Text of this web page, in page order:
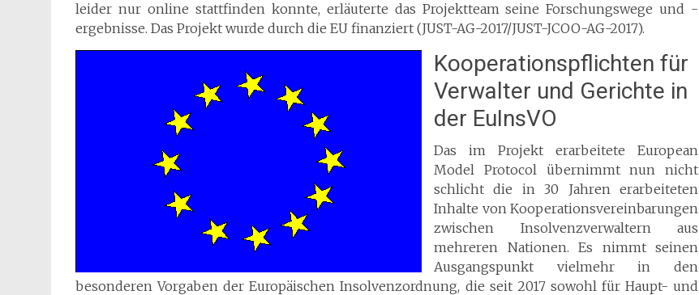
leider nur online stattfinden konnte, erläuterte das Projektteam seine Forschungswege und -
ergebnisse. Das Projekt wurde durch die EU finanziert (JUST-AG-2017/JUST-JCOO-AG-2017).
Kooperationspflichten für
Verwalter und Gerichte in
der EuInsVO
Das im Projekt erarbeitete European
Model Protocol übernimmt nun nicht
schlicht die in 30 Jahren erarbeiteten
Inhalte von Kooperationsvereinbarungen
zwischen Insolvenzverwaltern aus
mehreren Nationen. Es nimmt seinen
Ausgangspunkt vielmehr in den
besonderen Vorgaben der Europäischen Insolvenzordnung, die seit 2017 sowohl für Haupt- und